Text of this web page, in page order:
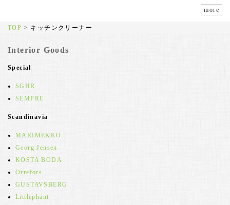
more
TOP > キッチンクリーナー
Interior Goods
Special
SGHR
SEMPRE
Scandinavia
MARIMEKKO
Georg Jensen
KOSTA BODA
Orrefors
GUSTAVSBERG
Littlephant